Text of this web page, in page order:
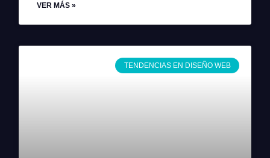
VER MÁS »
TENDENCIAS EN DISEÑO WEB